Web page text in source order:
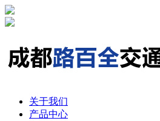
关于我们
产品中心